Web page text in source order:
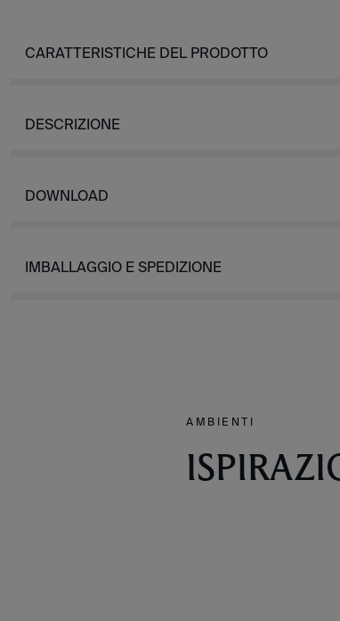
CARATTERISTICHE DEL PRODOTTO
DESCRIZIONE
DOWNLOAD
IMBALLAGGIO E SPEDIZIONE
AMBIENTI